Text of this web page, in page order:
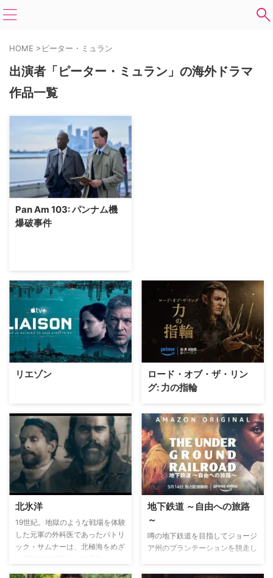
HOME >ピーター・ミュラン
出演者「ピーター・ミュラン」の海外ドラマ
作品一覧
Pan Am 103: パンナム機
爆破事件
リエゾン
ロード・オブ・ザ・リン
グ: 力の指輪
北氷洋
19世紀。地獄のような戦場を体験
した元軍の外科医であったパトリ
ック・サムナーは、北極海をめざ
地下鉄道 ～自由への旅路
～
噂の地下鉄道を目指してジョージ
ア州のプランテーションを脱走し
っぱいの実際の鉄道と、南部の土